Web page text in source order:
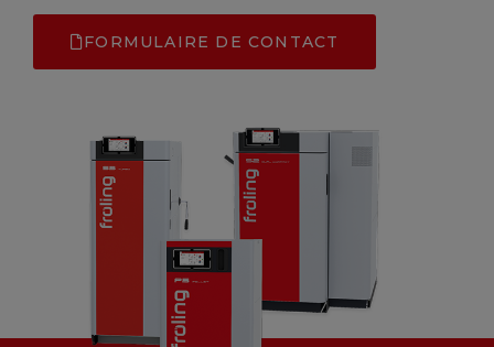
FORMULAIRE DE CONTACT